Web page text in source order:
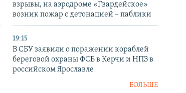
взрывы, на аэродроме «Гвардейское»
возник пожар с детонацией – паблики
19:15
В СБУ заявили о поражении кораблей
береговой охраны ФСБ в Керчи и НПЗ в
российском Ярославле
БОЛЬШЕ